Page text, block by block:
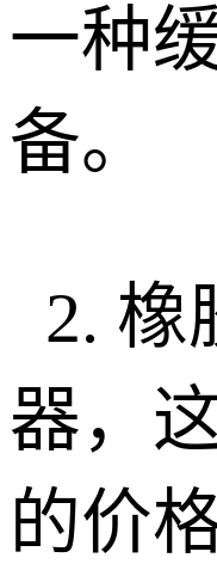
一种
备。
2. 橡
器，
的价